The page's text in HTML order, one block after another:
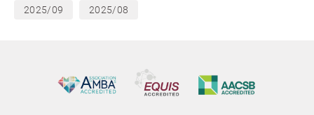
2025/09 2025/08